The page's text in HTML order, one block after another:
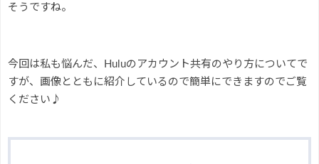
そうですね。
今回は私も悩んだ、Huluのアカウント共有のやり方についてで
すが、画像とともに紹介しているので簡単にできますのでご覧
ください♪